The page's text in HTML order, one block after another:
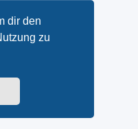
dir den
zu